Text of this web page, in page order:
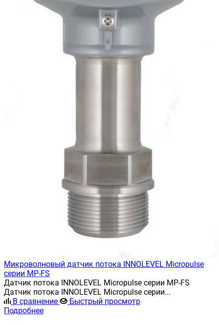
Микроволновый датчик потока INNOLEVEL Micropulse
серии MP-FS
Датчик потока INNOLEVEL Micropulse серии MP-FS
Датчик потока INNOLEVEL Micropulse серии...
В сравнение
Быстрый просмотр
Подробнее